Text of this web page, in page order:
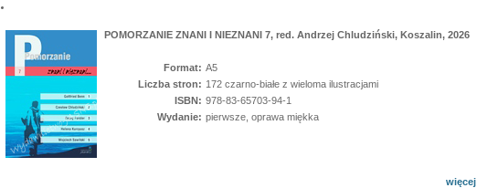
POMORZANIE ZNANI I NIEZNANI 7, red. Andrzej Chludziński, Koszalin, 2026
Format: A5
Liczba stron: 172 czarno-białe z wieloma ilustracjami
ISBN: 978-83-65703-94-1
Wydanie: pierwsze, oprawa miękka
więcej